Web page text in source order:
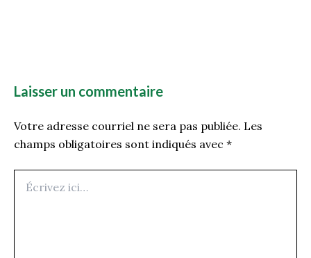
Laisser un commentaire
Votre adresse courriel ne sera pas publiée. Les
champs obligatoires sont indiqués avec *
ici…